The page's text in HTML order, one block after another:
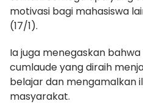
motivasi bagi mahasiswa
(17/1).
Ia juga menegaskan
cumlaude yang diraih
belajar dan mengamalkan
masyarakat.